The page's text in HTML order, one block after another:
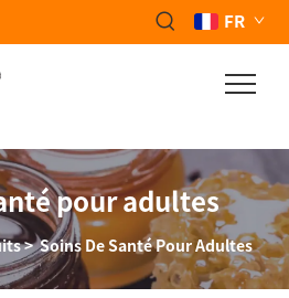
FR
pour adultes
>Soins De Santé Pour Adultes